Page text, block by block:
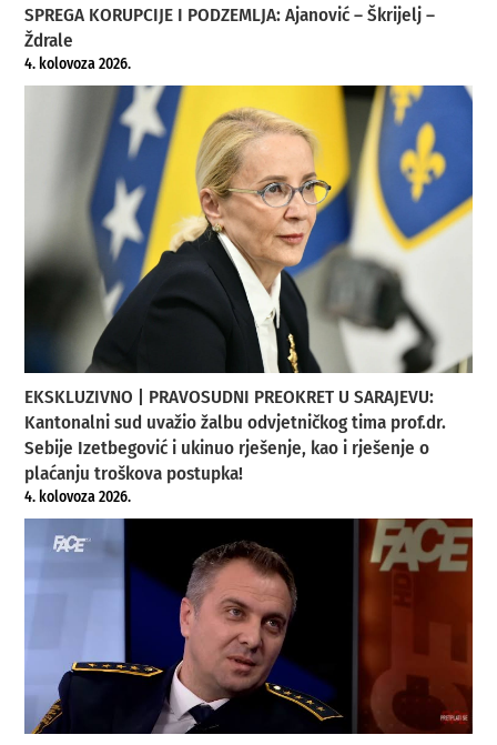
SPREGA KORUPCIJE I PODZEMLJA: Ajanović – Škrijelj –
Ždrale
4. kolovoza 2026.
EKSKLUZIVNO | PRAVOSUDNI PREOKRET U SARAJEVU:
Kantonalni sud uvažio žalbu odvjetničkog tima prof.dr.
Sebije Izetbegović i ukinuo rješenje, kao i rješenje o
plaćanju troškova postupka!
4. kolovoza 2026.